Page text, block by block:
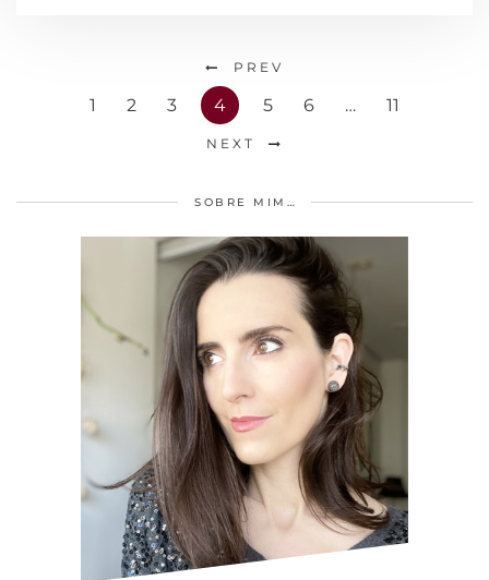
PREV
1 2 3 4 5 6 … 11
NEXT
SOBRE MIM…